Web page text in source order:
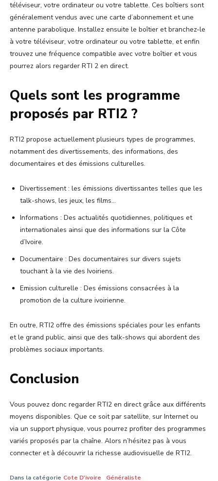
téléviseur, votre ordinateur ou votre tablette. Ces boîtiers sont
généralement vendus avec une carte d’abonnement et une
antenne parabolique. Installez ensuite le boîtier et branchez-le
à votre téléviseur, votre ordinateur ou votre tablette, et enfin
trouvez une fréquence compatible avec votre boîtier et vous
pourrez alors regarder RTI 2 en direct.
Quels sont les programme
proposés par RTI2 ?
RTI2 propose actuellement plusieurs types de programmes,
notamment des divertissements, des informations, des
documentaires et des émissions culturelles.
Divertissement : les émissions divertissantes telles que les
talk-shows, les jeux, les films…
Informations : Des actualités quotidiennes, politiques et
internationales ainsi que des informations sur la Côte
d’Ivoire.
Documentaire : Des documentaires sur divers sujets
touchant à la vie des Ivoiriens.
Emission culturelle : Des émissions consacrées à la
promotion de la culture ivoirienne.
En outre, RTI2 offre des émissions spéciales pour les enfants
et le grand public, ainsi que des talk-shows qui abordent des
problèmes sociaux importants.
Conclusion
Vous pouvez donc regarder RTI2 en direct grâce aux différents
moyens disponibles. Que ce soit par satellite, sur Internet ou
via un support physique, vous pourrez profiter des programmes
variés proposés par la chaîne. Alors n’hésitez pas à vous
connecter et à découvrir la richesse audiovisuelle de RTI2.
Dans la catégorie Cote D'ivoire Généraliste